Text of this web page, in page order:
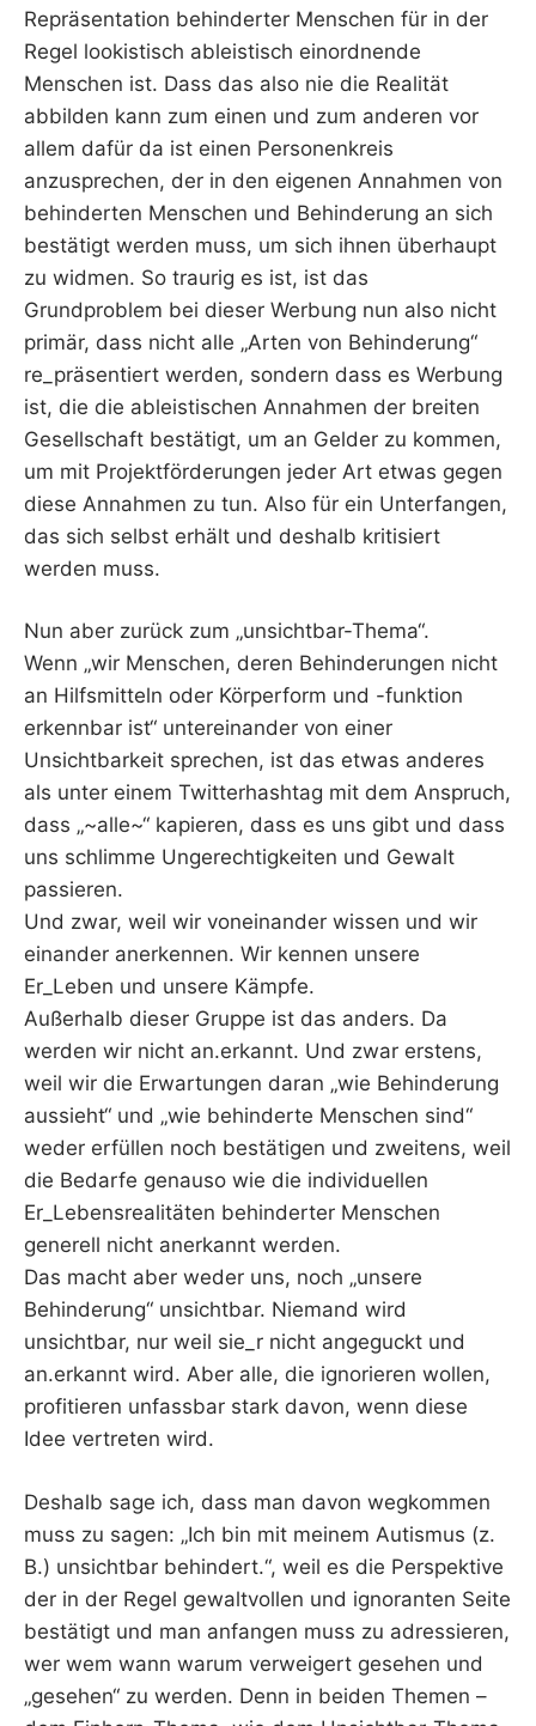
Repräsentation behinderter Menschen für in der
Regel lookistisch ableistisch einordnende
Menschen ist. Dass das also nie die Realität
abbilden kann zum einen und zum anderen vor
allem dafür da ist einen Personenkreis
anzusprechen, der in den eigenen Annahmen von
behinderten Menschen und Behinderung an sich
bestätigt werden muss, um sich ihnen überhaupt
zu widmen. So traurig es ist, ist das
Grundproblem bei dieser Werbung nun also nicht
primär, dass nicht alle „Arten von Behinderung“
re_präsentiert werden, sondern dass es Werbung
ist, die die ableistischen Annahmen der breiten
Gesellschaft bestätigt, um an Gelder zu kommen,
um mit Projektförderungen jeder Art etwas gegen
diese Annahmen zu tun. Also für ein Unterfangen,
das sich selbst erhält und deshalb kritisiert
werden muss.
Nun aber zurück zum „unsichtbar-Thema“.
Wenn „wir Menschen, deren Behinderungen nicht
an Hilfsmitteln oder Körperform und -funktion
erkennbar ist“ untereinander von einer
Unsichtbarkeit sprechen, ist das etwas anderes
als unter einem Twitterhashtag mit dem Anspruch,
dass „~alle~“ kapieren, dass es uns gibt und dass
uns schlimme Ungerechtigkeiten und Gewalt
passieren.
Und zwar, weil wir voneinander wissen und wir
einander anerkennen. Wir kennen unsere
Er_Leben und unsere Kämpfe.
Außerhalb dieser Gruppe ist das anders. Da
werden wir nicht an.erkannt. Und zwar erstens,
weil wir die Erwartungen daran „wie Behinderung
aussieht“ und „wie behinderte Menschen sind“
weder erfüllen noch bestätigen und zweitens, weil
die Bedarfe genauso wie die individuellen
Er_Lebensrealitäten behinderter Menschen
generell nicht anerkannt werden.
Das macht aber weder uns, noch „unsere
Behinderung“ unsichtbar. Niemand wird
unsichtbar, nur weil sie_r nicht angeguckt und
an.erkannt wird. Aber alle, die ignorieren wollen,
profitieren unfassbar stark davon, wenn diese
Idee vertreten wird.
Deshalb sage ich, dass man davon wegkommen
muss zu sagen: „Ich bin mit meinem Autismus (z.
B.) unsichtbar behindert.“, weil es die Perspektive
der in der Regel gewaltvollen und ignoranten Seite
bestätigt und man anfangen muss zu adressieren,
wer wem wann warum verweigert gesehen und
„gesehen“ zu werden. Denn in beiden Themen –